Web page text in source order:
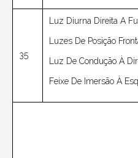
35
Luz Diurna Direita A
Luzes De Posição
Luz De Condução À
Feixe De Imersão À